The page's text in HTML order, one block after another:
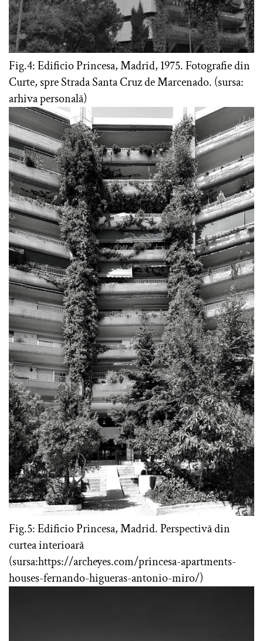
Fig.4: Edificio Princesa, Madrid, 1975. Fotografie din
Curte, spre Strada Santa Cruz de Marcenado. (sursa:
arhiva personală)
Fig.5: Edificio Princesa, Madrid. Perspectivă din
curtea interioară
(sursa:https://archeyes.com/princesa-apartments-
houses-fernando-higueras-antonio-miro/)